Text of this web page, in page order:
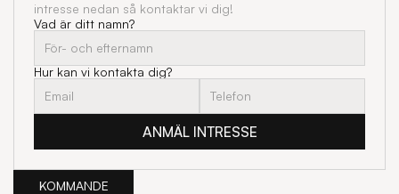
intresse nedan så kontaktar vi dig!
Vad är ditt namn?
Hur kan vi kontakta dig?
ANMÄL INTRESSE
KOMMANDE